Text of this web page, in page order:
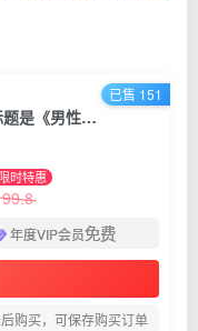
某公众号付费文章推荐给你们，它的标题是《男性功能产品项目，一单利润200+》
限时特惠
99.8
年度VIP会员免费
购买，可保存购买订单
已售 151